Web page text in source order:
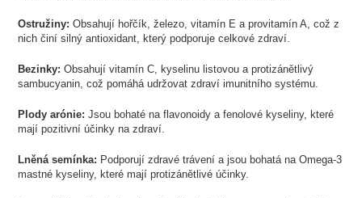
Ostružiny: Obsahují hořčík, železo, vitamín E a provitamín A, což z
nich činí silný antioxidant, který podporuje celkové zdraví.
Bezinky: Obsahují vitamín C, kyselinu listovou a protizánětlivý
sambucyanin, což pomáhá udržovat zdraví imunitního systému.
Plody arónie: Jsou bohaté na flavonoidy a fenolové kyseliny, které
mají pozitivní účinky na zdraví.
Lněná semínka: Podporují zdravé trávení a jsou bohatá na Omega-3
mastné kyseliny, které mají protizánětlivé účinky.